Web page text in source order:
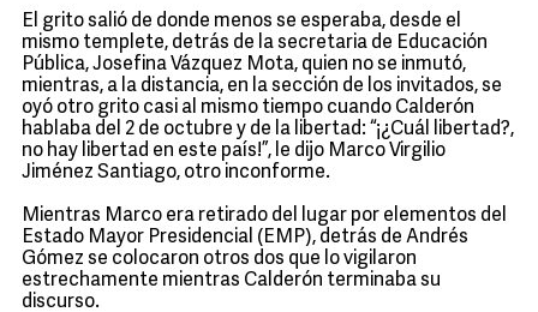
El grito salió de donde menos se esperaba, desde el
mismo templete, detrás de la secretaria de Educación
Pública, Josefina Vázquez Mota, quien no se inmutó,
mientras, a la distancia, en la sección de los invitados, se
oyó otro grito casi al mismo tiempo cuando Calderón
hablaba del 2 de octubre y de la libertad: “¡¿Cuál libertad?,
no hay libertad en este país!”, le dijo Marco Virgilio
Jiménez Santiago, otro inconforme.
Mientras Marco era retirado del lugar por elementos del
Estado Mayor Presidencial (EMP), detrás de Andrés
Gómez se colocaron otros dos que lo vigilaron
estrechamente mientras Calderón terminaba su
discurso.